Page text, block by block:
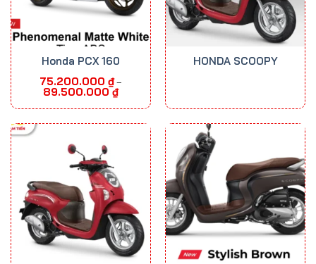
Honda PCX 160
75.200.000 ₫ –
89.500.000₫Khoảng
giá:
75.200.000 ₫
89.500.000 ₫
HONDA SCOOPY